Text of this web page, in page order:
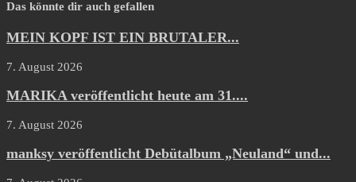
Das könnte dir auch gefallen
MEIN KOPF IST EIN BRUTALER...
7. August 2026
MARIKA veröffentlicht heute am 31....
7. August 2026
manksy veröffentlicht Debütalbum „Neuland“ und...